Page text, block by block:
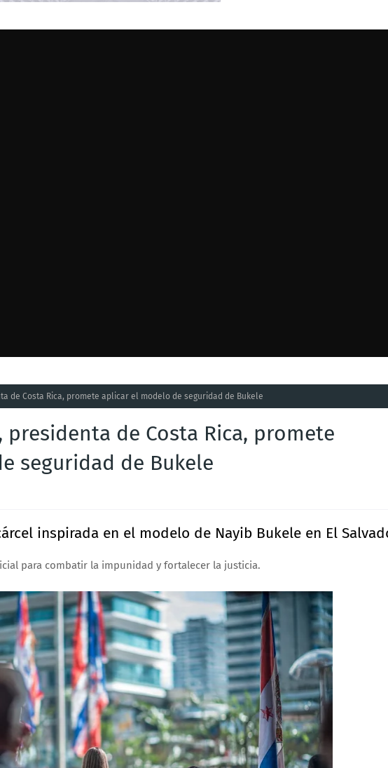
de Costa Rica, promete aplicar el modelo de seguridad de Bukele
presidenta de Costa Rica, promete
seguridad de Bukele
inspirada en el modelo de Nayib Bukele en El
para combatir la impunidad y fortalecer la justicia.